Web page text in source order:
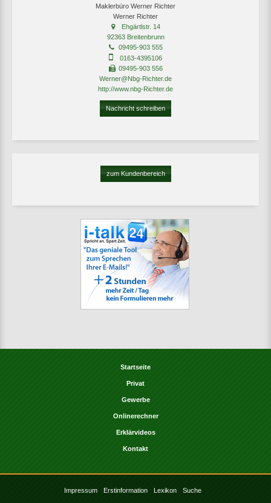
Maklerbüro Werner Richter
Werner Richter
Ehgärtlstr. 14
92363 Breitenbrunn
09495-903 555
0163-4395106
09495-903 556
Werner@Nbg-Richter.de
http://www.nbg-Richter.de
Nachricht schreiben
zum Kundenbereich
Startseite
Privat
Gewerbe
Onlinerechner
Erklärvideos
Kontakt
Impressum Erstinformation Lexikon Suche